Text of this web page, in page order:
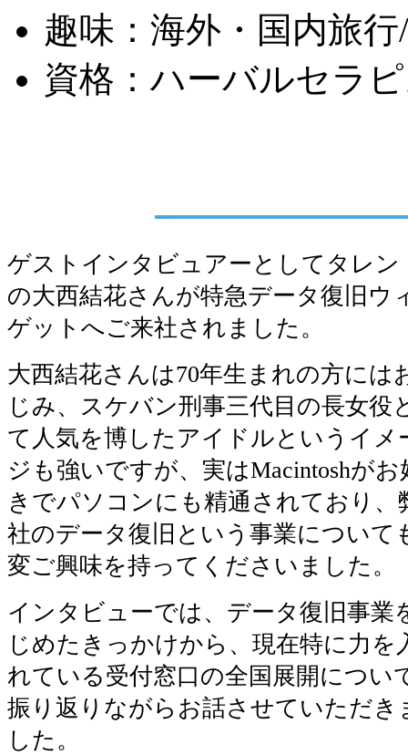
趣味：海外・国内旅
資格：ハーバルセラ
ゲストインタビュアーとしてタレン
の大西結花さんが特急データ復旧ウ
ゲットへご来社されました。
大西結花さんは70年生まれの方には
じみ、スケバン刑事三代目の長女役
て人気を博したアイドルというイメ
ジも強いですが、実はMacintoshがお
きでパソコンにも精通されており、
社のデータ復旧という事業について
変ご興味を持ってくださいました。
インタビューでは、データ復旧事業
じめたきっかけから、現在特に力を
れている受付窓口の全国展開につい
振り返りながらお話させていただき
した。